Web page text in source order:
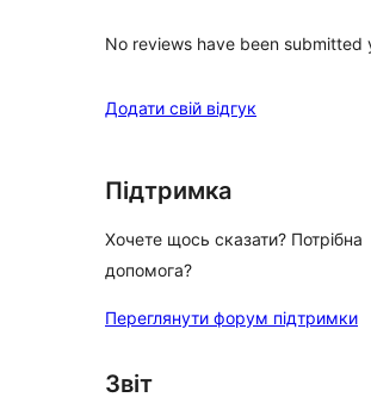
No reviews have been submitted
Додати свій відгук
Підтримка
Хочете щось сказати? Потрібна
допомога?
Переглянути форум підтримки
Звіт